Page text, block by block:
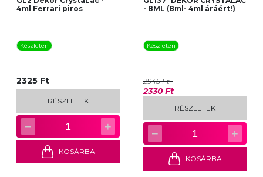
4ml Ferrari piros
Készleten
2325 Ft
RÉSZLETEK
− 1 +
KOSÁRBA
- 8ML (8ml- 4ml áráért!)
Készleten
2945 Ft
2330 Ft
RÉSZLETEK
− 1 +
KOSÁRBA